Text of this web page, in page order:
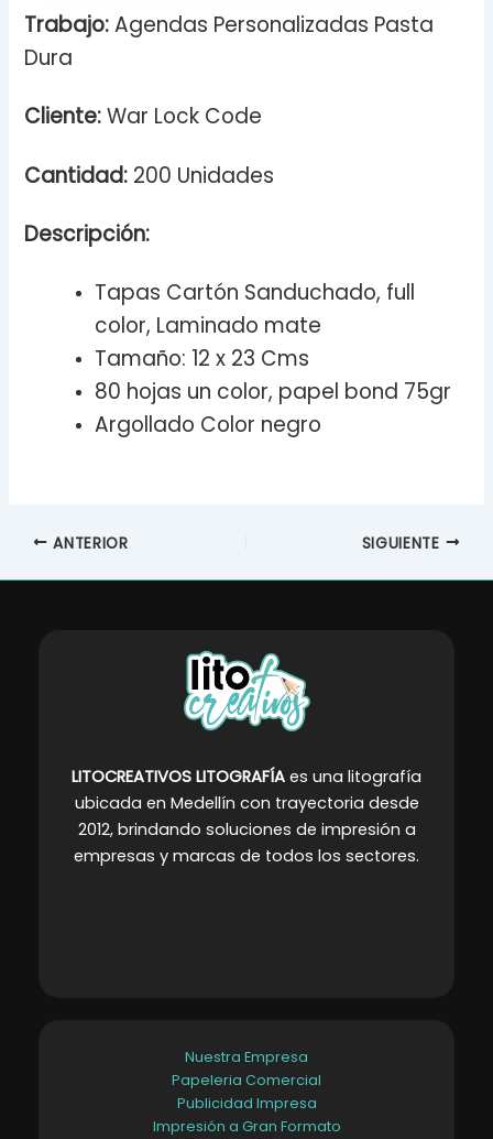
Trabajo:Agendas Personalizadas Pasta
Dura
Cliente:War Lock Code
Cantidad: 200 Unidades
Descripción:
Tapas Cartón Sanduchado, full
color, Laminado mate
Tamaño: 12 x 23 Cms
80 hojas un color, papel bond 75gr
Argollado Color negro
ANTERIOR SIGUIENTE
LITOCREATIVOS LITOGRAFÍA es una litografía
ubicada en Medellín con trayectoria desde
2012, brindando soluciones de impresión a
empresas y marcas de todos los sectores.
Nuestra Empresa
Papeleria Comercial
Publicidad Impresa
Impresión a Gran Formato